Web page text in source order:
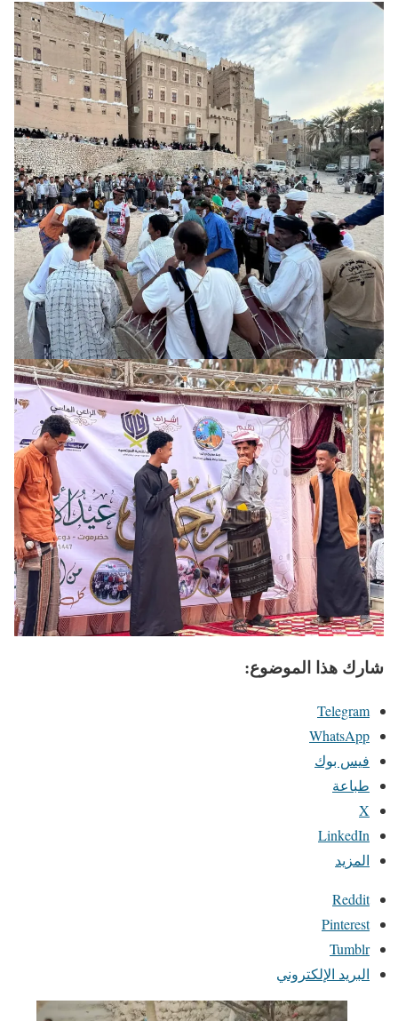
شارك هذا الموضوع:
Telegram
WhatsApp
فيس بوك
طباعة
X
LinkedIn
المزيد
Reddit
Pinterest
Tumblr
البريد الإلكتروني